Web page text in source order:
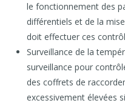
le fonctionnement des
différentiels et de la
doit effectuer ces
Surveillance de la
surveillance pour
des coffrets de
excessivement élevées